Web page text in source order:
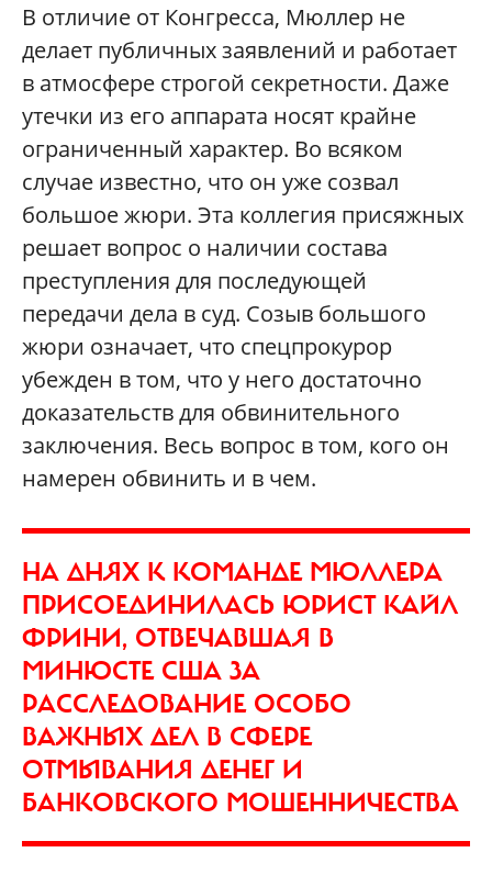
В отличие от Конгресса, Мюллер не
делает публичных заявлений и работает
в атмосфере строгой секретности. Даже
утечки из его аппарата носят крайне
ограниченный характер. Во всяком
случае известно, что он уже созвал
большое жюри. Эта коллегия присяжных
решает вопрос о наличии состава
преступления для последующей
передачи дела в суд. Созыв большого
жюри означает, что спецпрокурор
убежден в том, что у него достаточно
доказательств для обвинительного
заключения. Весь вопрос в том, кого он
намерен обвинить и в чем.
НА ДНЯХ К КОМАНДЕ МЮЛЛЕРА
ПРИСОЕДИНИЛАСЬ ЮРИСТ КАЙЛ
ФРИНИ, ОТВЕЧАВШАЯ В
МИНЮСТЕ США ЗА
РАССЛЕДОВАНИЕ ОСОБО
ВАЖНЫХ ДЕЛ В СФЕРЕ
ОТМЫВАНИЯ ДЕНЕГ И
БАНКОВСКОГО МОШЕННИЧЕСТВА